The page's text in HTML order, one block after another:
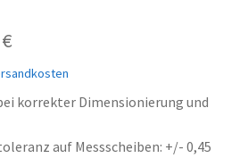
€Aktueller
Preis
ist:
106,59 €.
korrekter Dimensionierung und
auf Messscheiben: +/- 0,45